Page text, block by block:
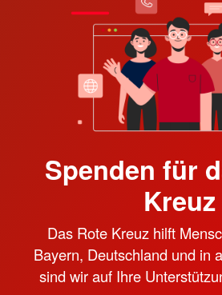
Spenden für
Kreuz
Das Rote Kreuz hilft
Bayern, Deutschland und in
sind wir auf Ihre